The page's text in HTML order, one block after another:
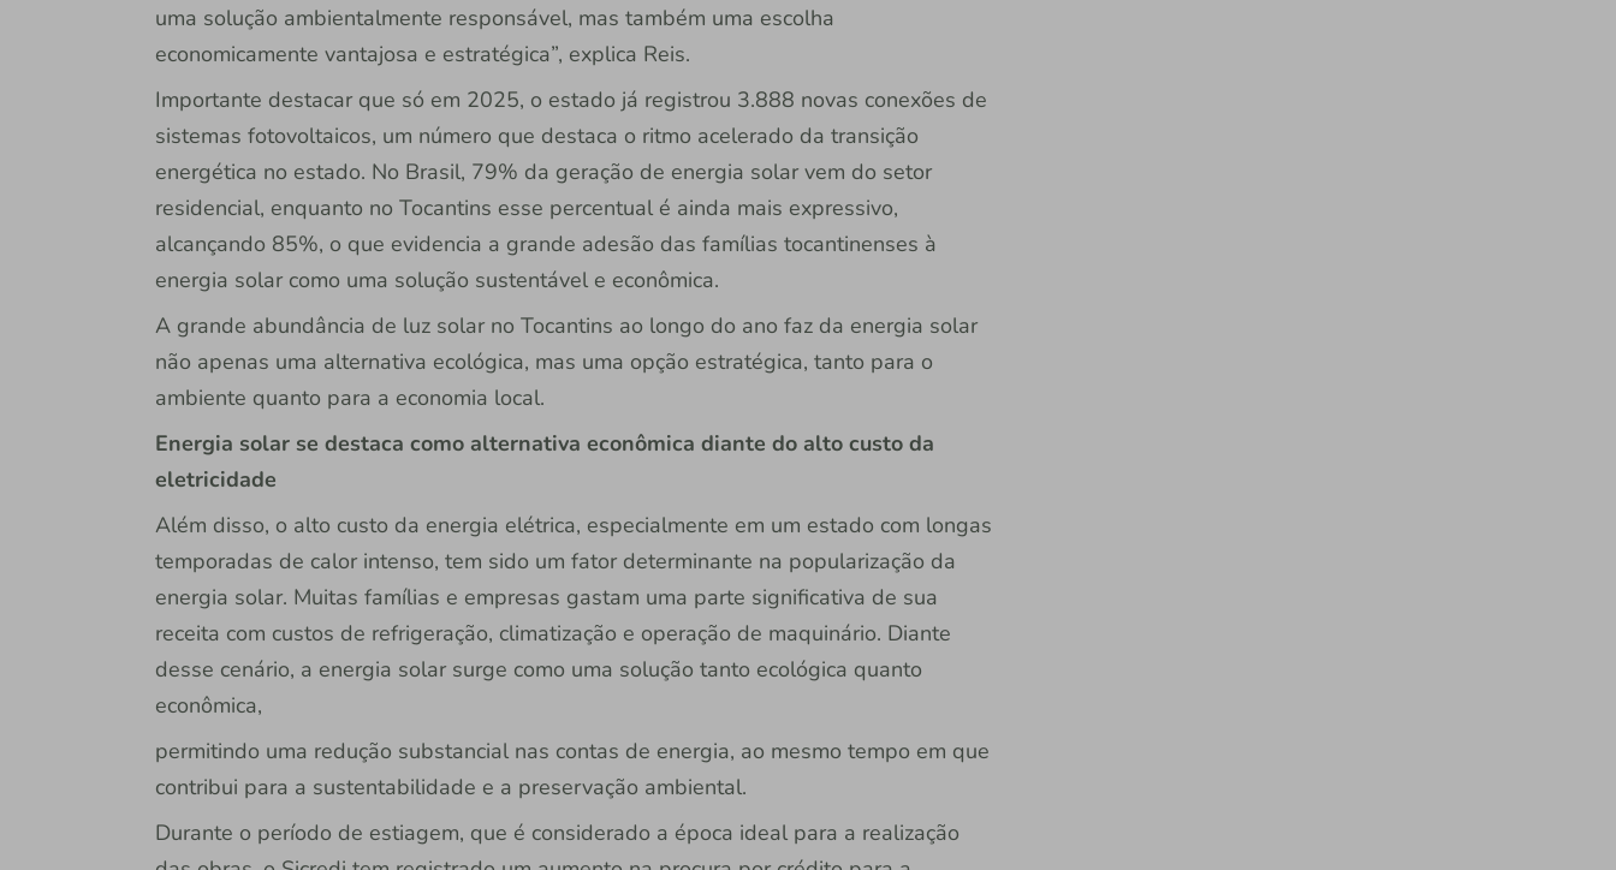
uma solução ambientalmente responsável, mas também uma escolha
economicamente vantajosa e estratégica”, explica Reis.
Importante destacar que só em 2025, o estado já registrou 3.888 novas conexões de
sistemas fotovoltaicos, um número que destaca o ritmo acelerado da transição
energética no estado. No Brasil, 79% da geração de energia solar vem do setor
residencial, enquanto no Tocantins esse percentual é ainda mais expressivo,
alcançando 85%, o que evidencia a grande adesão das famílias tocantinenses à
energia solar como uma solução sustentável e econômica.
A grande abundância de luz solar no Tocantins ao longo do ano faz da energia solar
não apenas uma alternativa ecológica, mas uma opção estratégica, tanto para o
ambiente quanto para a economia local.
Energia solar se destaca como alternativa econômica diante do alto custo da
eletricidade
Além disso, o alto custo da energia elétrica, especialmente em um estado com longas
temporadas de calor intenso, tem sido um fator determinante na popularização da
energia solar. Muitas famílias e empresas gastam uma parte significativa de sua
receita com custos de refrigeração, climatização e operação de maquinário. Diante
desse cenário, a energia solar surge como uma solução tanto ecológica quanto
econômica,
permitindo uma redução substancial nas contas de energia, ao mesmo tempo em que
contribui para a sustentabilidade e a preservação ambiental.
Durante o período de estiagem, que é considerado a época ideal para a realização